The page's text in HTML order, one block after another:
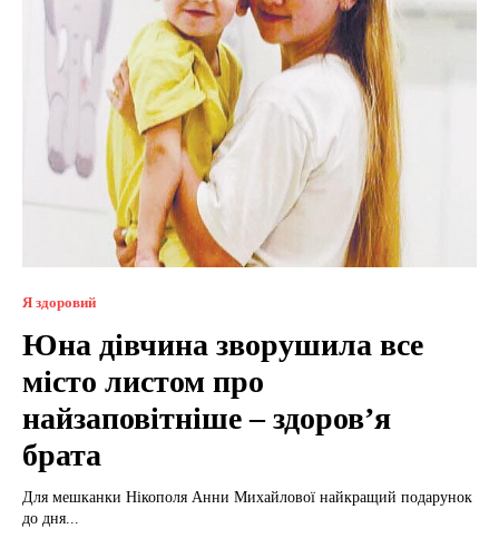
Я здоровий
Юна дівчина зворушила все
місто листом про
найзаповітніше – здоров’я
брата
Для мешканки Нікополя Анни Михайлової найкращий подарунок
до дня...